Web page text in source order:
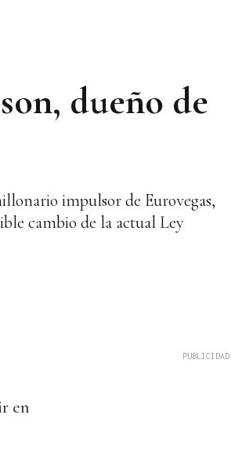
dueño de
impulsor de Eurovegas,
cambio de la actual Ley
en